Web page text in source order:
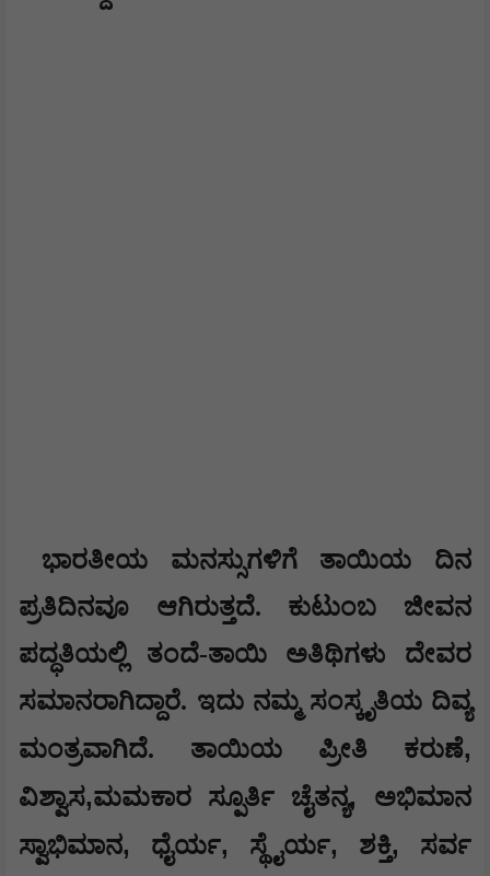
ಭಾರತೀಯ ಮನಸ್ಸುಗಳಿಗೆ ತಾಯಿಯ ದಿನ
ಪ್ರತಿದಿನವೂ ಆಗಿರುತ್ತದೆ. ಕುಟುಂಬ ಜೀವನ
ಪದ್ಧತಿಯಲ್ಲಿ ತಂದೆ-ತಾಯಿ ಅತಿಥಿಗಳು ದೇವರ
ಸಮಾನರಾಗಿದ್ದಾರೆ. ಇದು ನಮ್ಮ ಸಂಸ್ಕೃತಿಯ ದಿವ್ಯ
ಮಂತ್ರವಾಗಿದೆ. ತಾಯಿಯ ಪ್ರೀತಿ ಕರುಣೆ,
ವಿಶ್ವಾಸ,ಮಮಕಾರ ಸ್ಪೂರ್ತಿ ಚೈತನ್ಯ, ಅಭಿಮಾನ
ಸ್ವಾಭಿಮಾನ, ಧೈರ್ಯ, ಸ್ಥೈರ್ಯ, ಶಕ್ತಿ, ಸರ್ವ